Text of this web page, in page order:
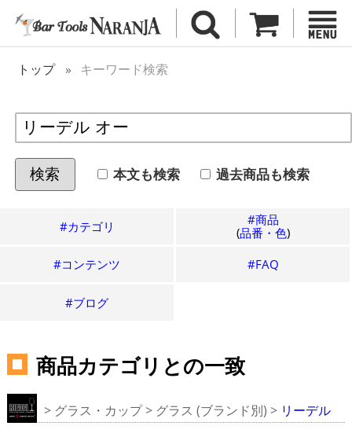
トップ キーワード検索
検索 本文も検索 過去商品も検索
#カテゴリ
#商品
(品番・色)
#コンテンツ #FAQ
#ブログ
商品カテゴリとの一致
> グラス・カップ> グラス (ブランド別) > リーデル